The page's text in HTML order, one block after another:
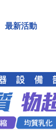
最新活動